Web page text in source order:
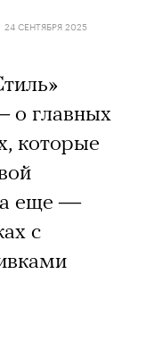
24 СЕНТЯБРЯ 2025
о главных
которые
а еще —
с